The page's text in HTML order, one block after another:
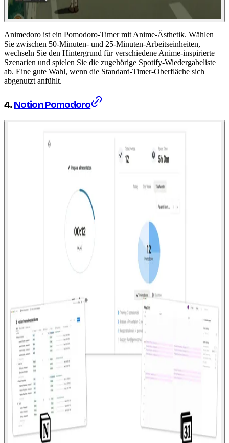
Animedoro ist ein Pomodoro-Timer mit Anime-Ästhetik. Wählen
Sie zwischen 50-Minuten- und 25-Minuten-Arbeitseinheiten,
wechseln Sie den Hintergrund für verschiedene Anime-inspirierte
Szenarien und spielen Sie die zugehörige Spotify-Wiedergabeliste
ab. Eine gute Wahl, wenn die Standard-Timer-Oberfläche sich
abgenutzt anfühlt.
4.Notion Pomodoro